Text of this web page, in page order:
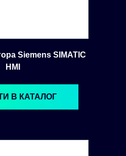
Siemens SIMATIC
HMI
В КАТАЛОГ